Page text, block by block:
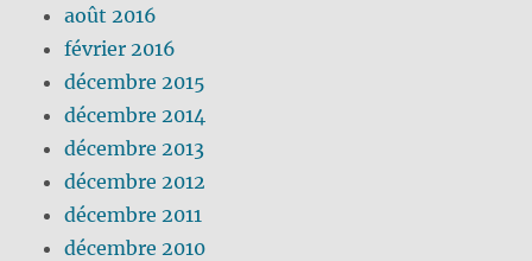
août 2016
février 2016
décembre 2015
décembre 2014
décembre 2013
décembre 2012
décembre 2011
décembre 2010